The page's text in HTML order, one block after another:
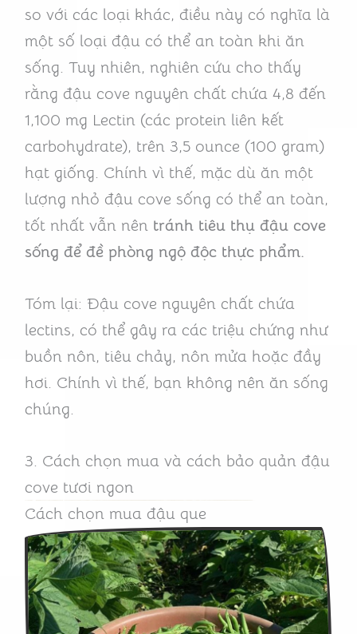
so với các loại khác, điều này có nghĩa là
một số loại đậu có thể an toàn khi ăn
sống. Tuy nhiên, nghiên cứu cho thấy
rằng đậu cove nguyên chất chứa 4,8 đến
1,100 mg Lectin (các protein liên kết
carbohydrate), trên 3,5 ounce (100 gram)
hạt giống. Chính vì thế, mặc dù ăn một
lượng nhỏ đậu cove sống có thể an toàn,
tốt nhất vẫn nêntránh tiêu thụ đậu cove
sống để đề phòng ngộ độc thực phẩm.
Tóm lại: Đậu cove nguyên chất chứa
lectins, có thể gây ra các triệu chứng như
buồn nôn, tiêu chảy, nôn mửa hoặc đầy
hơi. Chính vì thế, bạn không nên ăn sống
chúng.
3. Cách chọn mua và cách bảo quản đậu
cove tươi ngon
Cách chọn mua đậu que